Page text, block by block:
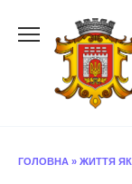
ГОЛОВНА » ЖИТТЯ ЯК